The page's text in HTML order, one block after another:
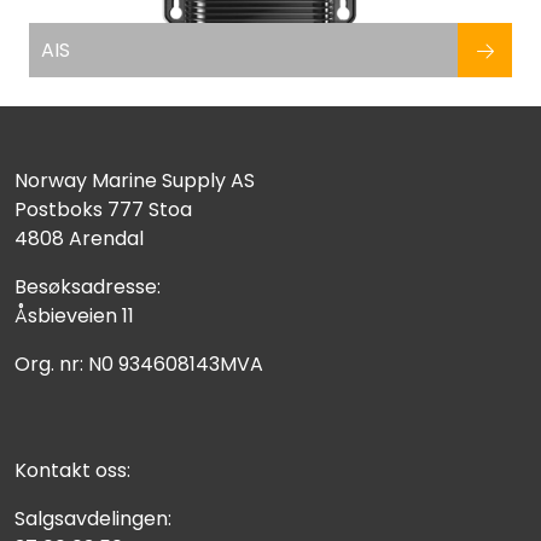
AIS
Norway Marine Supply AS
Postboks 777 Stoa
4808 Arendal
Besøksadresse:
Åsbieveien 11
Org. nr: N0 934608143MVA
Kontakt oss:
Salgsavdelingen: